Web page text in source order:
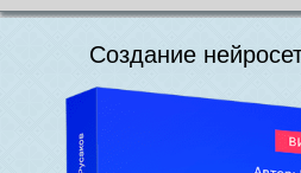
Создание